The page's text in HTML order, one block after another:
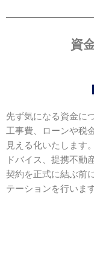
資
先ず気になる資金に
工事費、ローンや税
見える化いたします
ドバイス、提携不動
契約を正式に結ぶ前
テーションを行います